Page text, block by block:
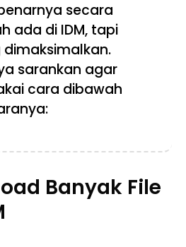
secara
ada di IDM, tapi
sarankan agar
cara dibawah
Banyak File